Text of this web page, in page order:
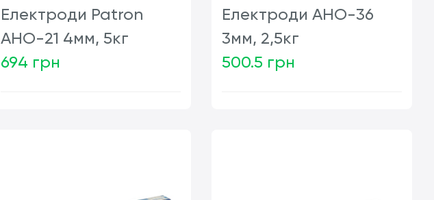
Електроди Patron
АНО-21 4мм, 5кг
694 грн
Електроди АНО-36
3мм, 2,5кг
500.5 грн